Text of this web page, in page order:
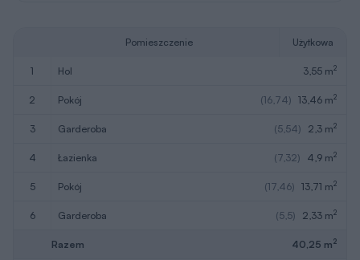
Pomieszczenie Użytkowa
1 hol 3,55 m2
2 pokój (16,74) 13,46 m2
3 garderoba (5,54) 2,3 m2
4 łazienka (7,32) 4,9 m2
5 pokój (17,46) 13,71 m2
6 garderoba (5,5) 2,33 m2
Razem 40,25 m2